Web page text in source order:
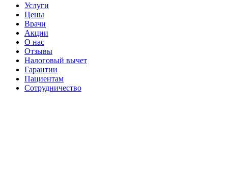
Услуги
Цены
Врачи
Акции
О нас
Отзывы
Налоговый вычет
Гарантии
Пациентам
Сотрудничество